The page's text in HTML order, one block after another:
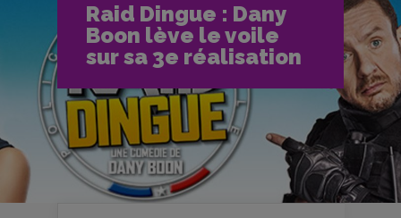
Raid Dingue : Dany
Boon lève le voile
sur sa 3e réalisation